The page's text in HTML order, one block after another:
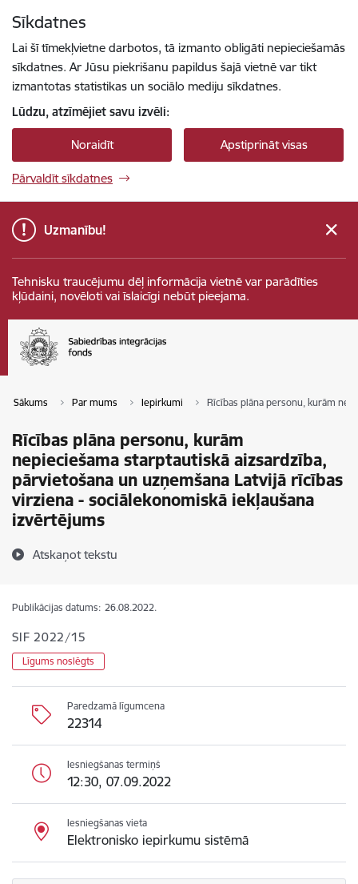
Sīkdatnes
Lai šī tīmekļvietne darbotos, tā izmanto obligāti nepieciešamās
sīkdatnes. Ar Jūsu piekrišanu papildus šajā vietnē var tikt
izmantotas statistikas un sociālo mediju sīkdatnes.
Lūdzu, atzīmējiet savu izvēli:
Noraidīt Apstiprināt visas
Pārvaldīt sīkdatnes
Uzmanību!
Tehnisku traucējumu dēļ informācija vietnē var parādīties
kļūdaini, novēloti vai īslaicīgi nebūt pieejama.
Sākums Par mums Iepirkumi Rīcības plāna personu, kurām
Rīcības plāna personu, kurām
nepieciešama starptautiskā aizsardzība,
pārvietošana un uzņemšana Latvijā rīcības
virziena - sociālekonomiskā iekļaušana
izvērtējums
Atskaņot tekstu
Publikācijas datums: 26.08.2022.
SIF 2022/15
Līgums noslēgts
Paredzamā līgumcena
22314
Iesniegšanas termiņš
12:30, 07.09.2022
Iesniegšanas vieta
Elektronisko iepirkumu sistēmā